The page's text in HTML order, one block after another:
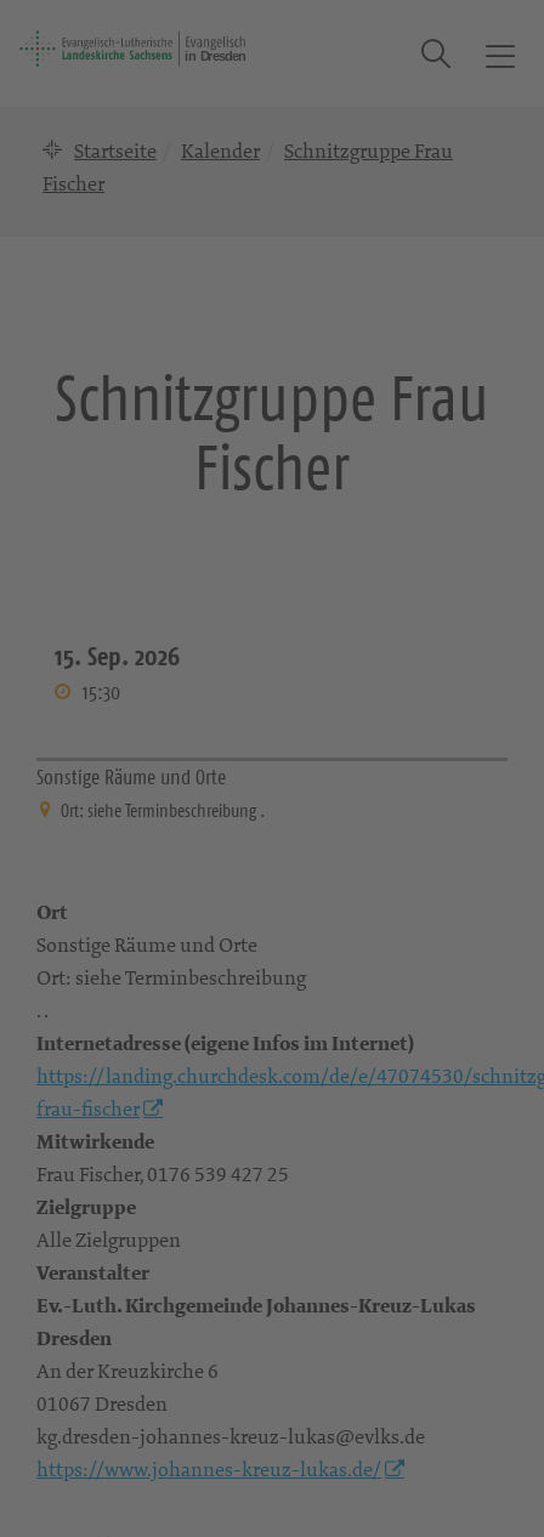
T
Suche
Startseite Kalender
Schnitzgruppe Frau
Fischer
Schnitzgruppe Frau
Fischer
15. Sep. 2026
15:30
Sonstige Räume und Orte
Ort: siehe Terminbeschreibung .
Ort
Sonstige Räume und Orte
Ort: siehe Terminbeschreibung
. .
Internetadresse (eigene Infos im Internet)
https://landing.churchdesk.com/de/e/47074530/
frau-fischer
Mitwirkende
Frau Fischer, 0176 539 427 25
Zielgruppe
Alle Zielgruppen
Veranstalter
Ev.-Luth. Kirchgemeinde Johannes-Kreuz-Lukas
Dresden
An der Kreuzkirche 6
01067 Dresden
kg.dresden-johannes-kreuz-lukas@evlks.de
https://www.johannes-kreuz-lukas.de/